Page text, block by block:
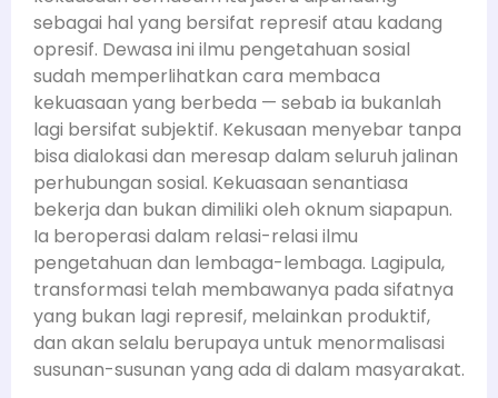
sebagai hal yang bersifat represif atau kadang
opresif. Dewasa ini ilmu pengetahuan sosial
sudah memperlihatkan cara membaca
kekuasaan yang berbeda — sebab ia bukanlah
lagi bersifat subjektif. Kekusaan menyebar tanpa
bisa dialokasi dan meresap dalam seluruh jalinan
perhubungan sosial. Kekuasaan senantiasa
bekerja dan bukan dimiliki oleh oknum siapapun.
Ia beroperasi dalam relasi-relasi ilmu
pengetahuan dan lembaga-lembaga. Lagipula,
transformasi telah membawanya pada sifatnya
yang bukan lagi represif, melainkan produktif,
dan akan selalu berupaya untuk menormalisasi
susunan-susunan yang ada di dalam masyarakat.